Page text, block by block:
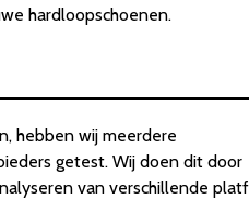
hardloopschoenen.
hebben wij meerdere
getest. Wij doen dit door
van verschillende